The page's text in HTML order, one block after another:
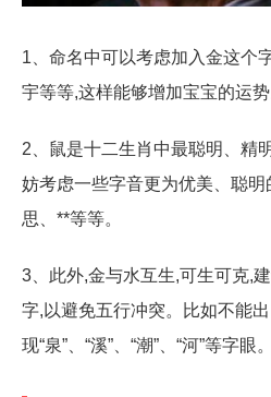
1、命名中可以考虑加入金这个
宇等等,这样能够增加宝宝的运势
2、鼠是十二生肖中最聪明、精
妨考虑一些字音更为优美、聪
思、**等等。
3、此外,金与水互生,可生可克,
字,以避免五行冲突。比如不能出
现“泉”、“溪”、“潮”、“河”等字眼。